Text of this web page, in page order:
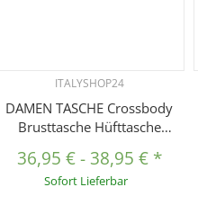
ITALYSHOP24
DAMEN TASCHE Crossbody
Brusttasche Hüfttasche
Umhängetasche Bauchtasche
Gürteltasche Crossover
36,95 €-38,95 € *
Sofort Lieferbar